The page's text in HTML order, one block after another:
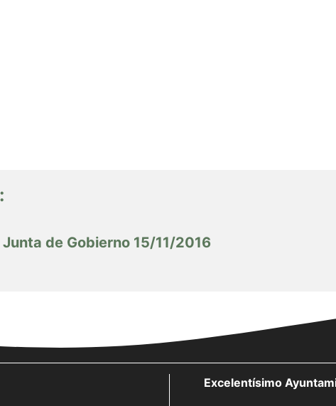
de Gobierno 15/11/2016
Excelentísimo